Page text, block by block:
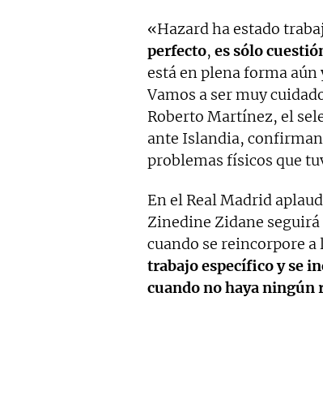
«Hazard ha estado
perfecto, es sólo
está en plena forma
Vamos a ser muy
Roberto Martínez, el
ante Islandia,
problemas físicos que
En el Real Madrid
Zinedine Zidane
cuando se reincorpore
trabajo específico y se
cuando no haya ningún